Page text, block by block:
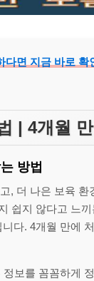
다면 지금 바로 확
| 4개월 만
방법
, 더 나은 보육
쉽지 않다고 느
다. 4개월 만에
보를 꼼꼼하게